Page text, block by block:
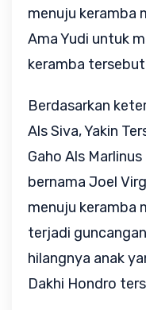
menuju keramba
Ama Yudi untuk
keramba tersebut
Berdasarkan
Als Siva, Yakin
Gaho Als
bernama Joel
menuju keramba
terjadi
hilangnya anak
Dakhi Hondro